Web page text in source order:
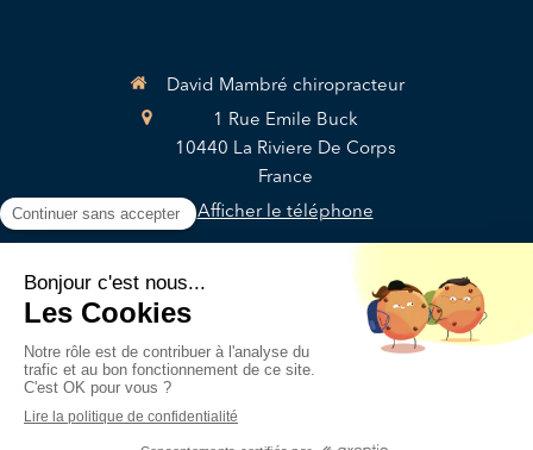
David Mambré chiropracteur
1 Rue Emile Buck
10440 La Riviere De Corps
France
Afficher le téléphone
Plan du site